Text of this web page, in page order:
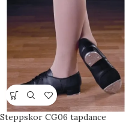
Steppskor CG06 tapdance